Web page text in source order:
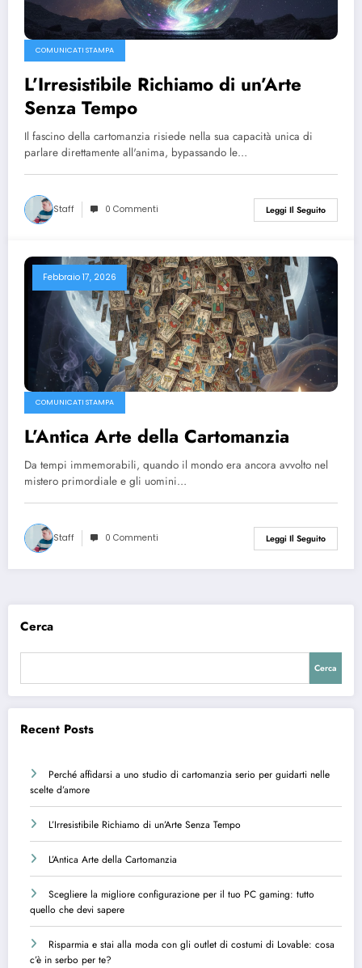
COMUNICATI STAMPA
L’Irresistibile Richiamo di un’Arte
Senza Tempo
Il fascino della cartomanzia risiede nella sua capacità unica di
parlare direttamente all'anima, bypassando le…
Staff 0 Commenti Leggi Il Seguito
Febbraio 17, 2026
COMUNICATI STAMPA
L’Antica Arte della Cartomanzia
Da tempi immemorabili, quando il mondo era ancora avvolto nel
mistero primordiale e gli uomini…
Staff 0 Commenti Leggi Il Seguito
Cerca
Cerca
Recent Posts
Perché affidarsi a uno studio di cartomanzia serio per guidarti nelle
scelte d’amore
L’Irresistibile Richiamo di un’Arte Senza Tempo
L’Antica Arte della Cartomanzia
Scegliere la migliore configurazione per il tuo PC gaming: tutto
quello che devi sapere
Risparmia e stai alla moda con gli outlet di costumi di Lovable: cosa
c’è in serbo per te?